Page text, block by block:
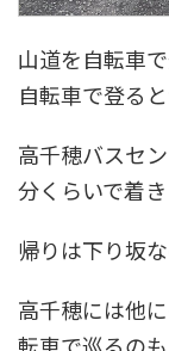
山道を自転車
自転車で登る
高千穂バスセ
分くらいで着き
帰りは下り坂
高千穂には他